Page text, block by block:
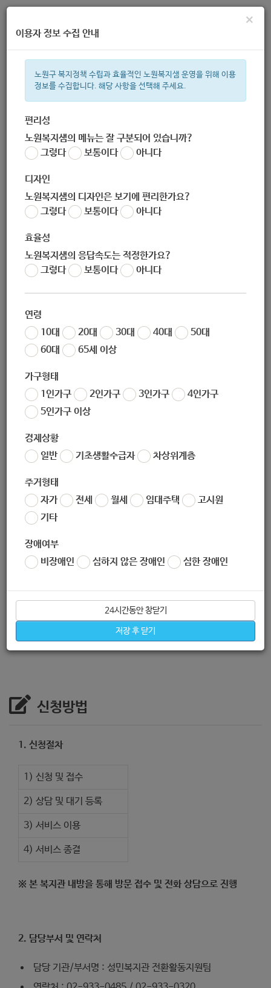
주간 인기검색어
한눈으로 보는 복지 정보
×
이용자 정보 수집 안내
노원구 복지정책 수립과 효율적인 노원복지샘 운영을 위해 이용
정보를 수집합니다. 해당 사항을 선택해 주세요.
편리성
노원복지샘의 메뉴는 잘 구분되어 있습니까?
그렇다
보통이다 아니다
디자인
노원복지샘의 디자인은 보기에 편리한가요?
그렇다
보통이다 아니다
효율성
노원복지샘의 응답속도는 적정한가요?
그렇다
보통이다 아니다
연령
10대
20대 30대 40대
50대
60대
65세 이상
가구형태
1인가구
2인가구 3인가구
4인가구
5인가구 이상
경제상황
일반
기초생활수급자 차상위계층
주거형태
자가
전세 월세 임대주택
고시원
기타
장애여부
비장애인
심하지 않은 장애인 심한 장애인
24시간동안 창닫기
저장 후 닫기
[공유작업실 대여 ‘성민아뜰리
에’ : 나만의 작품활동을 위한 공
간대여 지원]
지원대상
업무 및 작업 공간이 필요한 발달장애인
지원내용
1. 지원일정 :
14:30~16:30 (총 3그룹 운영)
가능, 최소한의 기본 재료 (노트북, 스케치북, 연필, 색연필, 사인
펜 등) 구성, 회기 제한 없음, *기타 필요한 개인 도구 및 재료 별
신청방법
1. 신청절차
1) 신청 및 접수
2) 상담 및 대기 등록
3) 서비스 이용
4) 서비스 종결
※ 본 복지관 내방을 통해 방문 접수 및 전화 상담으로 진행
2. 담당부서 및 연락처
담당 기관/부서명 : 성민복지관 전환활동지원팀